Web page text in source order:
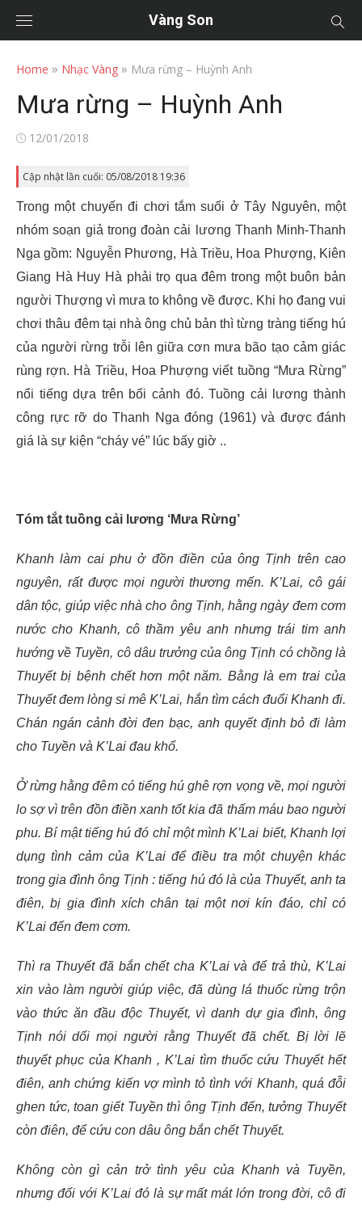
Vàng Son
Home » Nhạc Vàng » Mưa rừng – Huỳnh Anh
Mưa rừng – Huỳnh Anh
Posted
12/01/2018
Cập nhật lần cuối: 05/08/2018 19:36
Trong một chuyến đi chơi tắm suối ở Tây Nguyên, một
nhóm soạn giả trong đoàn cải lương Thanh Minh-Thanh
Nga gồm: Nguyễn Phương, Hà Triều, Hoa Phượng, Kiên
Giang Hà Huy Hà phải trọ qua đêm trong một buôn bản
người Thượng vì mưa to không về được. Khi họ đang vui
chơi thâu đêm tại nhà ông chủ bản thì từng tràng tiếng hú
của người rừng trỗi lên giữa cơn mưa bão tạo cảm giác
rùng rợn. Hà Triều, Hoa Phượng viết tuồng “Mưa Rừng”
nổi tiếng dựa trên bối cảnh đó. Tuồng cải lương thành
công rực rỡ do Thanh Nga đóng (1961) và được đánh
giá là sự kiện “cháy vé” lúc bấy giờ ..
Tóm tắt tuồng cải lương ‘Mưa Rừng’
Khanh làm cai phu ở đồn điền của ông Tịnh trên cao
nguyên, rất được mọi người thương mến. K’Lai, cô gái
dân tộc, giúp việc nhà cho ông Tịnh, hằng ngày đem cơm
nước cho Khanh, cô thầm yêu anh nhưng trái tim anh
hướng về Tuyền, cô dâu trưởng của ông Tịnh có chồng là
Thuyết bị bệnh chết hơn một năm. Bằng là em trai của
Thuyết đem lòng si mê K’Lai, hắn tìm cách đuổi Khanh đi.
Chán ngán cảnh đời đen bạc, anh quyết định bỏ đi làm
cho Tuyền và K’Lai đau khổ.
Ở rừng hằng đêm có tiếng hú ghê rợn vọng về, mọi người
lo sợ vì trên đồn điền xanh tốt kia đã thấm máu bao người
phu. Bí mật tiếng hú đó chỉ một mình K’Lai biết, Khanh lợi
dụng tình cảm của K’Lai để điều tra một chuyện khác
trong gia đình ông Tịnh : tiếng hú đó là của Thuyết, anh ta
điên, bị gia đình xích chân tại một nơi kín đáo, chỉ có
K’Lai đến đem cơm.
Thì ra Thuyết đã bắn chết cha K’Lai và để trả thù, K’Lai
xin vào làm người giúp việc, đã dùng lá thuốc rừng trộn
vào thức ăn đầu độc Thuyết, vì danh dự gia đình, ông
Tịnh nói dối mọi người rằng Thuyết đã chết. Bị lời lẽ
thuyết phục của Khanh , K’Lai tìm thuốc cứu Thuyết hết
điên, anh chứng kiến vợ mình tỏ tình với Khanh, quá đỗi
ghen tức, toan giết Tuyền thì ông Tịnh đến, tưởng Thuyết
còn điên, để cứu con dâu ông bắn chết Thuyết.
Không còn gì cản trở tình yêu của Khanh và Tuyền,
nhưng đối với K’Lai đó là sự mất mát lớn trong đời, cô đi